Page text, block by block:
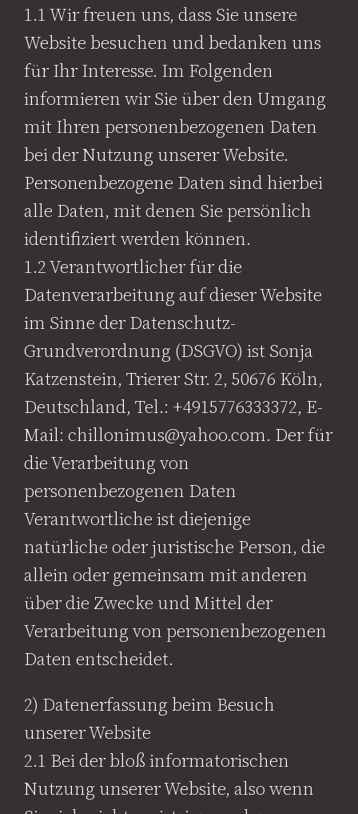
1.1 Wir freuen uns, dass Sie unsere
Website besuchen und bedanken uns
für Ihr Interesse. Im Folgenden
informieren wir Sie über den Umgang
mit Ihren personenbezogenen Daten
bei der Nutzung unserer Website.
Personenbezogene Daten sind hierbei
alle Daten, mit denen Sie persönlich
identifiziert werden können.
1.2 Verantwortlicher für die
Datenverarbeitung auf dieser Website
im Sinne der Datenschutz-
Grundverordnung (DSGVO) ist Sonja
Katzenstein, Trierer Str. 2, 50676 Köln,
Deutschland, Tel.: +4915776333372, E-
Mail: chillonimus@yahoo.com. Der für
die Verarbeitung von
personenbezogenen Daten
Verantwortliche ist diejenige
natürliche oder juristische Person, die
allein oder gemeinsam mit anderen
über die Zwecke und Mittel der
Verarbeitung von personenbezogenen
Daten entscheidet.
2) Datenerfassung beim Besuch
unserer Website
2.1 Bei der bloß informatorischen
Nutzung unserer Website, also wenn